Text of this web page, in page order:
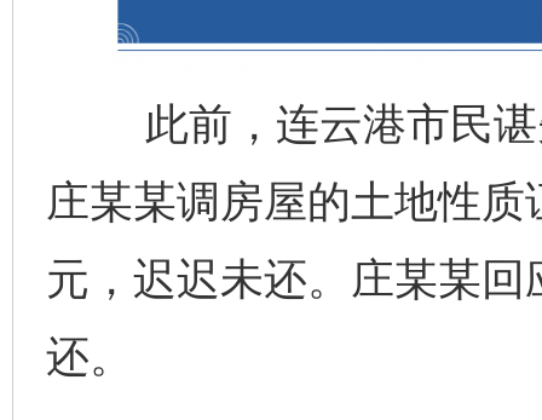
此前，连云港市民谌
庄某某调房屋的土地性
元，迟迟未还。庄某某
还。